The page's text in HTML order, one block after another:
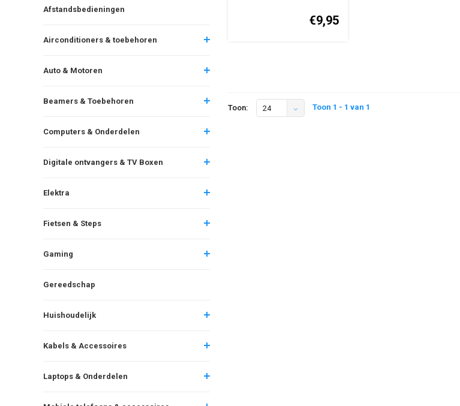
Afstandsbedieningen
Airconditioners & toebehoren
Auto & Motoren
Beamers & Toebehoren
Computers & Onderdelen
Digitale ontvangers & TV Boxen
Elektra
Fietsen & Steps
Gaming
Gereedschap
Huishoudelijk
Kabels & Accessoires
Laptops & Onderdelen
€9,95
Toon: 24 Toon 1 - 1 van 1